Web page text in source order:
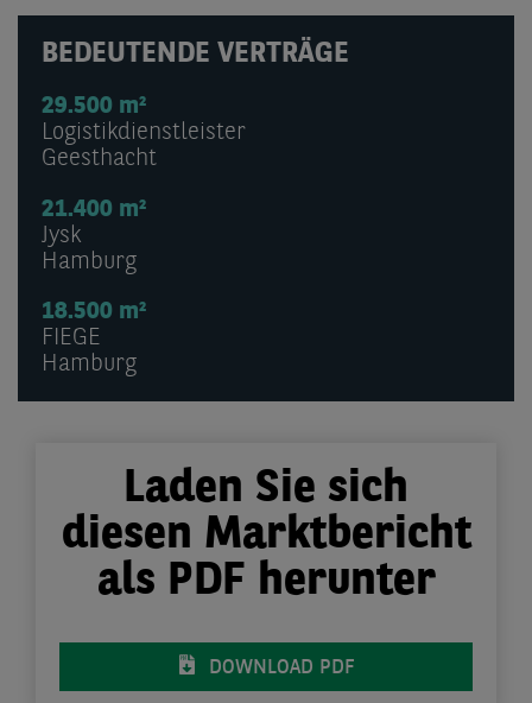
BEDEUTENDE VERTRÄGE
29.500 m²
Logistikdienstleister
Geesthacht
21.400 m²
Jysk
Hamburg
18.500 m²
FIEGE
Hamburg
Laden Sie sich
diesen Marktbericht
als PDF herunter
DOWNLOAD PDF